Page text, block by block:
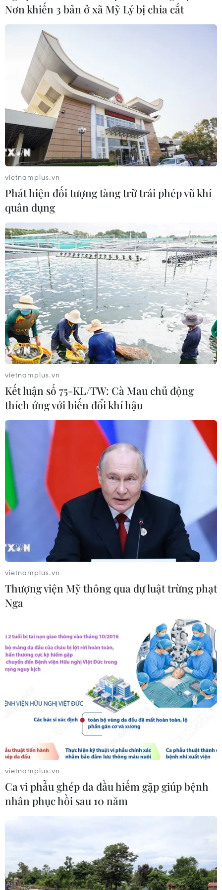
Nông nghiệp xanh: Giải pháp canh tác
hữu cơ để phát triển bền vững
16/08/2022 01:18
Hiện chỉ có ít quốc gia có chính sách chính thức để
chuyển đổi ngành nông nghiệp sang 100% hữu cơ, và
trong số đó, chưa có quốc gia nào thực hiện chuyển đổi
thành công.
Nơn khiến 3 bản ở xã Mỹ Lý bị chia cắt
vietnamplus.vn
Phát hiện đối tượng tàng trữ trái phép vũ khí
quân dụng
vietnamplus.vn
Kết luận số 75-KL/TW: Cà Mau chủ động
thích ứng với biến đổi khí hậu
vietnamplus.vn
Thượng viện Mỹ thông qua dự luật trừng phạt
Nga
vietnamplus.vn
Ca vi phẫu ghép da đầu hiếm gặp giúp bệnh
nhân phục hồi sau 10 năm